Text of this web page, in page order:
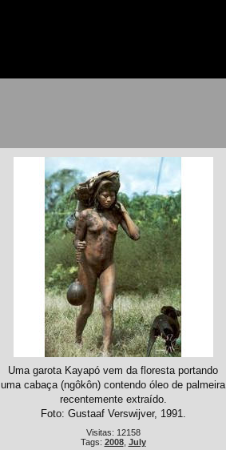
Uma garota Kayapó vem da floresta portando
uma cabaça (ngôkôn) contendo óleo de palmeira
recentemente extraído.
Foto: Gustaaf Verswijver, 1991.
Visitas: 12158
Tags: 2008, July